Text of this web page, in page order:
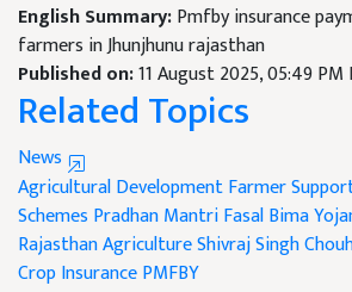
English Summary:Pmfby insurance
farmers in Jhunjhunu rajasthan
Published on:11 August 2025, 05:49 PM
Related Topics
News
Agricultural DevelopmentFarmer
Schemes Pradhan Mantri Fasal Bima
Rajasthan AgricultureShivraj Singh
Crop InsurancePMFBY